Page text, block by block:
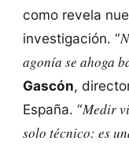
como revela
investigación. “
agonía se ahoga
Gascón,
España. “Medir
solo técnico: es